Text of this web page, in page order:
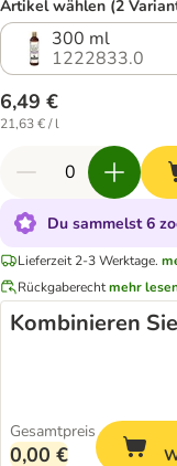
Artikel wählen (2
300 ml
1222833.0
6,49 €
21,63 € / l
Du sammelst 6
Lieferzeit 2-3 Werktage.
Rückgaberechtmehr
Kombinieren
Gesamtpreis
0,00 €